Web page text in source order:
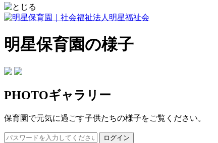
明星保育園の様子
PHOTOギャラリー
保育園で元気に過ごす子供たちの様子をご覧ください。